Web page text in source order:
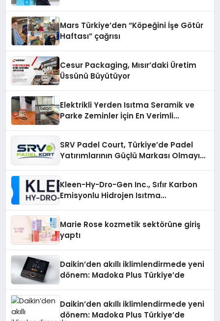
Mars Türkiye’den “Köpeğini İşe Götür
Haftası” çağrısı
Cesur Packaging, Mısır’daki Üretim
Üssünü Büyütüyor
Elektrikli Yerden Isıtma Seramik ve
Parke Zeminler İçin En Verimli
SRV Padel Court, Türkiye’de Padel
Yatırımlarının Güçlü Markası Olmayı
Kleen-Hy-Dro-Gen Inc., Sıfır Karbon
Emisyonlu Hidrojen Isıtma
Marie Rose kozmetik sektörüne giriş
yaptı
Daikin’den akıllı iklimlendirmede yeni
dönem: Madoka Plus Türkiye’de
Daikin’den akıllı iklimlendirmede yeni
dönem: Madoka Plus Türkiye’de